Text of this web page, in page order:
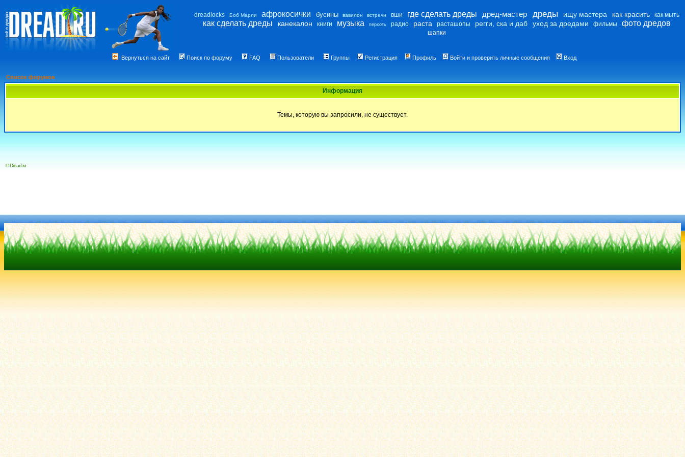
dreadlocks Боб Марли афрокосички бусины вавилон встречи вши где сделать дреды дред-мастер дреды ищу мастера как красить как мыть
как сделать дреды канекалон книги музыка перхоть радио раста расташопы регги, ска и даб уход за дредами фильмы фото дредов
шапки
Вернуться на сайт Поиск по форуму FAQ Пользователи Группы Регистрация Профиль Войти и проверить личные сообщения Вход
Список форумов
Информация
Темы, которую вы запросили, не существует.
© Dread.ru